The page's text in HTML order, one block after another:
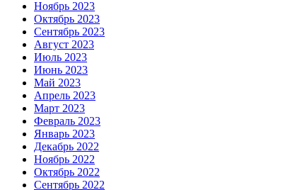
Ноябрь 2023
Октябрь 2023
Сентябрь 2023
Август 2023
Июль 2023
Июнь 2023
Май 2023
Апрель 2023
Март 2023
Февраль 2023
Январь 2023
Декабрь 2022
Ноябрь 2022
Октябрь 2022
Сентябрь 2022